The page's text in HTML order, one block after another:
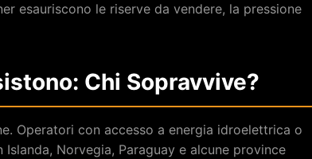
esauriscono le riserve da vendere, la pressione
Chi Sopravvive?
Operatori con accesso a energia idroelettrica o
Norvegia, Paraguay e alcune province